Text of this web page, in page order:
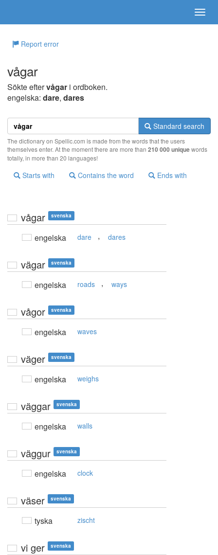
Report error
vågar
Sökte eftervågar i ordboken.
engelska: dare, dares
Standard search
The dictionary on Spellic.com is made from the words that the users
themselves enter. At the moment there are more than 210 000 uniquewords
totally, in more than 20 languages!
Starts with Contains the word Ends with
vågar svenska
engelska dare , dares
vägar svenska
engelska roads , ways
vågor svenska
engelska waves
väger svenska
engelska weighs
väggar svenska
engelska walls
väggur svenska
engelska clock
väser svenska
tyska zischt
vi ger svenska